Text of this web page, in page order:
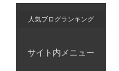
人気ブログランキング
サイト内メニュー